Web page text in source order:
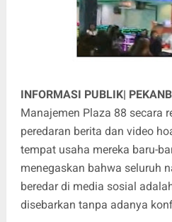
INFORMASI PUBLIK|
Manajemen Plaza 88 secara
peredaran berita dan video
tempat usaha mereka baru-
menegaskan bahwa seluruh
beredar di media sosial
disebarkan tanpa adanya